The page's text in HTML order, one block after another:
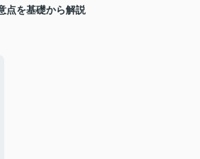
点を基礎から解説